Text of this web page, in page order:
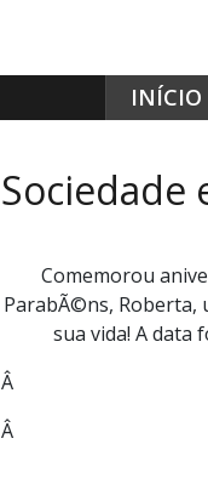
INÍCIO
Sociedade
Comemorou
ParabÃ©ns, Roberta,
sua vida! A data
Â
Â